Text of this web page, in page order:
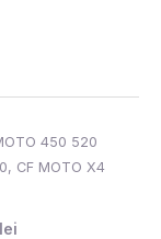
450 520
, CF MOTO X4